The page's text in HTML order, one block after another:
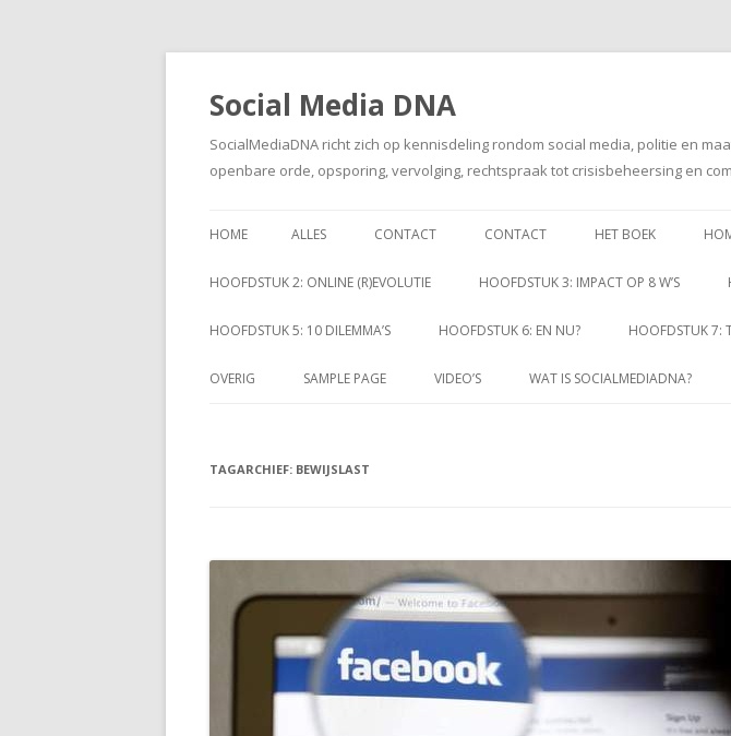
Social Media DNA
SocialMediaDNA richt zich op kennisdeling rondom social media, politie en
openbare orde, opsporing, vervolging, rechtspraak tot crisisbeheersing en
HOME ALLES CONTACT CONTACT HET BOEK
HOOFDSTUK 2: ONLINE (R)EVOLUTIE HOOFDSTUK 3: IMPACT OP 8 W’S
HOOFDSTUK 5: 10 DILEMMA’S HOOFDSTUK 6: EN NU? HOOFDSTUK 7:
OVERIG SAMPLE PAGE VIDEO’S WAT IS SOCIALMEDIADNA?
TAGARCHIEF: BEWIJSLAST